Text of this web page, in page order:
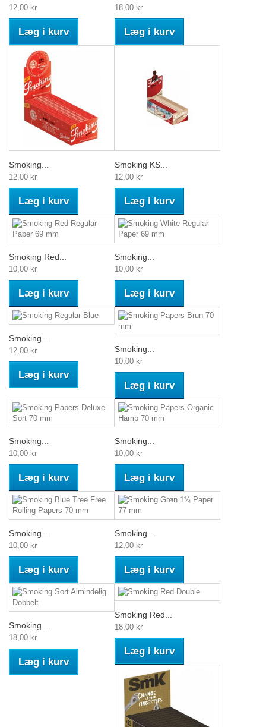
12,00 kr
Læg i kurv
18,00 kr
Læg i kurv
Smoking...
12,00 kr
Læg i kurv
Smoking KS...
12,00 kr
Læg i kurv
Smoking Red...
10,00 kr
Læg i kurv
Smoking...
10,00 kr
Læg i kurv
Smoking...
12,00 kr
Læg i kurv
Smoking...
10,00 kr
Læg i kurv
Smoking...
10,00 kr
Læg i kurv
Smoking...
10,00 kr
Læg i kurv
Smoking...
10,00 kr
Læg i kurv
Smoking...
12,00 kr
Læg i kurv
Smoking...
18,00 kr
Læg i kurv
Smoking Red...
18,00 kr
Læg i kurv